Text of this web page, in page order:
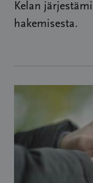
Kelan
hakemisesta.